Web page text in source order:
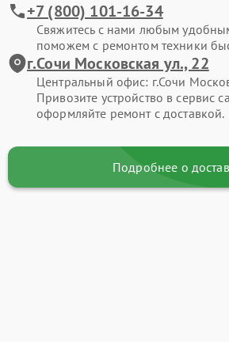
+7 (800) 101-16-34
Свяжитесь с нами любым
поможем с ремонтом техники
г.Сочи Московская ул., 22
Центральный офис: г.Сочи
Привозите устройство в сервис
оформляйте ремонт с доставкой.
Подробнее о